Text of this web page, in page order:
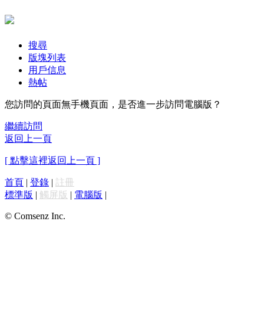
搜尋
版塊列表
用戶信息
熱帖
您訪問的頁面無手機頁面，是否進一步訪問電腦版？
繼續訪問
返回上一頁
[ 點擊這裡返回上一頁 ]
首頁 | 登錄 | 註冊
標準版 | 觸屏版 | 電腦版 |
© Comsenz Inc.